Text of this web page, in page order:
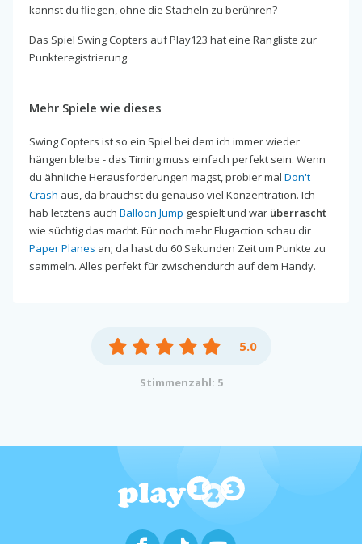
kannst du fliegen, ohne die Stacheln zu berühren?
Das Spiel Swing Copters auf Play123 hat eine Rangliste zur
Punkteregistrierung.
Mehr Spiele wie dieses
Swing Copters ist so ein Spiel bei dem ich immer wieder
hängen bleibe - das Timing muss einfach perfekt sein. Wenn
du ähnliche Herausforderungen magst, probier mal Don't
Crash aus, da brauchst du genauso viel Konzentration. Ich
hab letztens auch Balloon Jump gespielt und war überrascht
wie süchtig das macht. Für noch mehr Flugaction schau dir
Paper Planes an; da hast du 60 Sekunden Zeit um Punkte zu
sammeln. Alles perfekt für zwischendurch auf dem Handy.
5.0
Stimmenzahl: 5